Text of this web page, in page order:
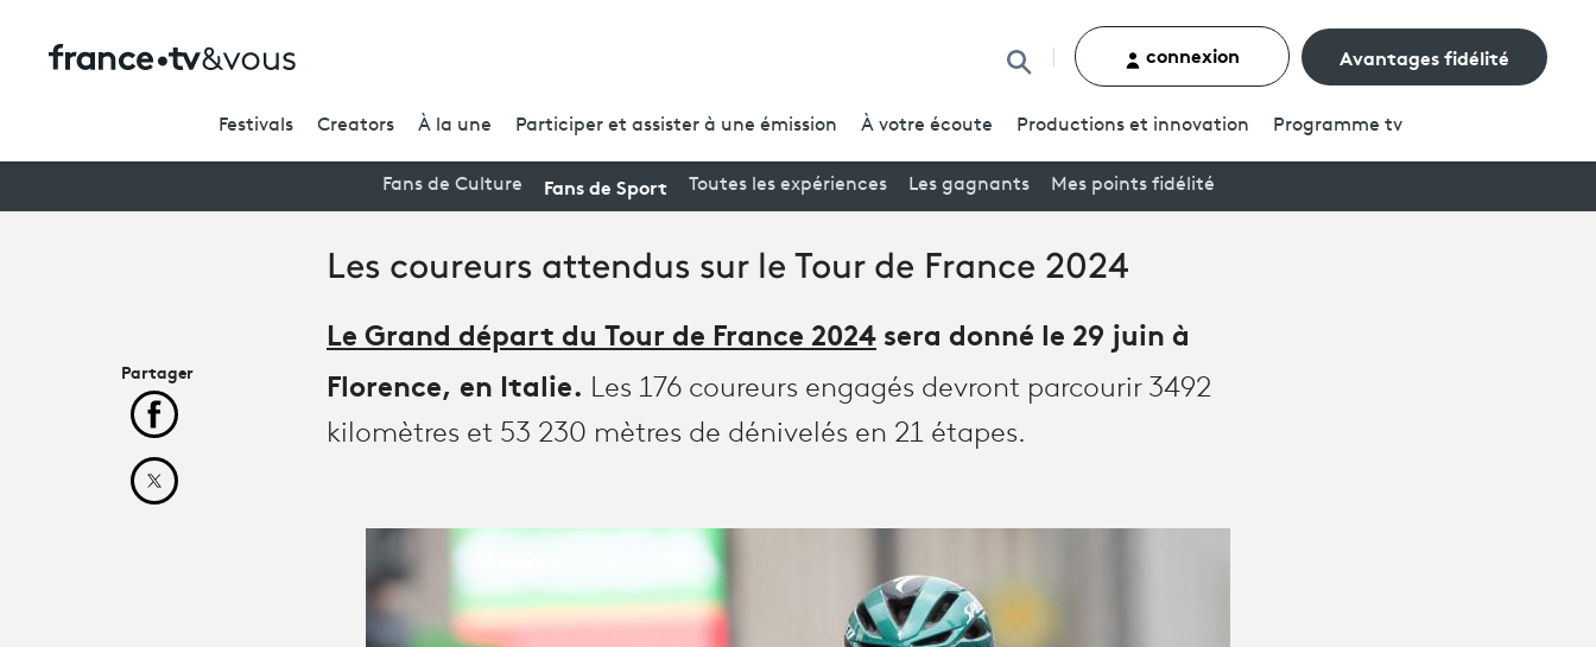
Rechercher un contenu
connexion Avantages fidélité
Festivals Creators À la une Participer et assister à une émission À votre écoute Productions et innovation Programme tv
Fans de Culture Fans de Sport Toutes les expériences Les gagnants Mes points fidélité
Les coureurs attendus sur le Tour de France 2024
Le Grand départ du Tour de France 2024sera donné le 29 juin à
Florence, en Italie. Les 176 coureurs engagés devront parcourir 3492
kilomètres et 53 230 mètres de dénivelés en 21 étapes.
Partager
Partager cet article sur Facebook
Partager cet article sur X